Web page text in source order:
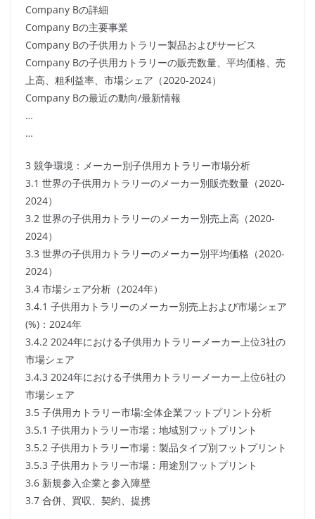
Company Bの詳細
Company Bの主要事業
Company Bの子供用カトラリー製品およびサービス
Company Bの子供用カトラリーの販売数量、平均価格、売
上高、粗利益率、市場シェア（2020-2024）
Company Bの最近の動向/最新情報
…
…
3 競争環境：メーカー別子供用カトラリー市場分析
3.1 世界の子供用カトラリーのメーカー別販売数量（2020-
2024）
3.2 世界の子供用カトラリーのメーカー別売上高（2020-
2024）
3.3 世界の子供用カトラリーのメーカー別平均価格（2020-
2024）
3.4 市場シェア分析（2024年）
3.4.1 子供用カトラリーのメーカー別売上および市場シェア
(%)：2024年
3.4.2 2024年における子供用カトラリーメーカー上位3社の
市場シェア
3.4.3 2024年における子供用カトラリーメーカー上位6社の
市場シェア
3.5 子供用カトラリー市場:全体企業フットプリント分析
3.5.1 子供用カトラリー市場：地域別フットプリント
3.5.2 子供用カトラリー市場：製品タイプ別フットプリント
3.5.3 子供用カトラリー市場：用途別フットプリント
3.6 新規参入企業と参入障壁
3.7 合併、買収、契約、提携